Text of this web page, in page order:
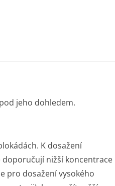
jeho dohledem.
K dosažení
nižší koncentrace
pro dosažení vysokého